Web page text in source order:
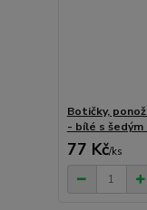
Botičky,
- bílé s šedým
77 Kč/ks